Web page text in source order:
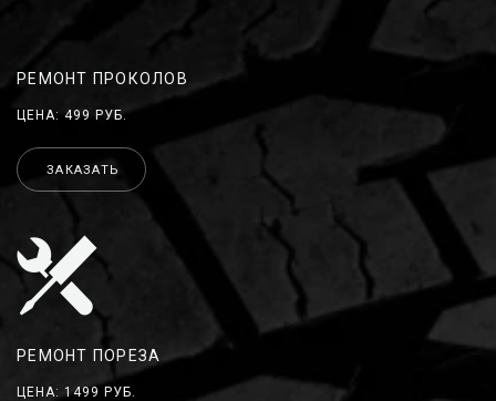
РЕМОНТ ПРОКОЛОВ
ЦЕНА: 499 РУБ.
ЗАКАЗАТЬ
РЕМОНТ ПОРЕЗА
ЦЕНА: 1499 РУБ.